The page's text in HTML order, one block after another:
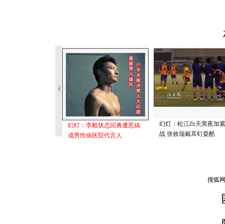
幻灯：李毅状态回勇遭恶搞
成男性病医院代言人
幻灯：松江白天黑夜加
战 张效瑞戴耳钉耍酷